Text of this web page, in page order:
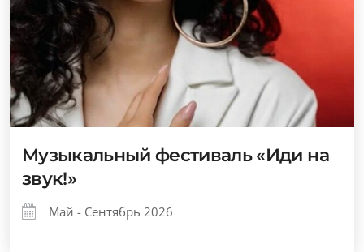
Музыкальный фестиваль «Иди на
звук!»
Май - Сентябрь 2026